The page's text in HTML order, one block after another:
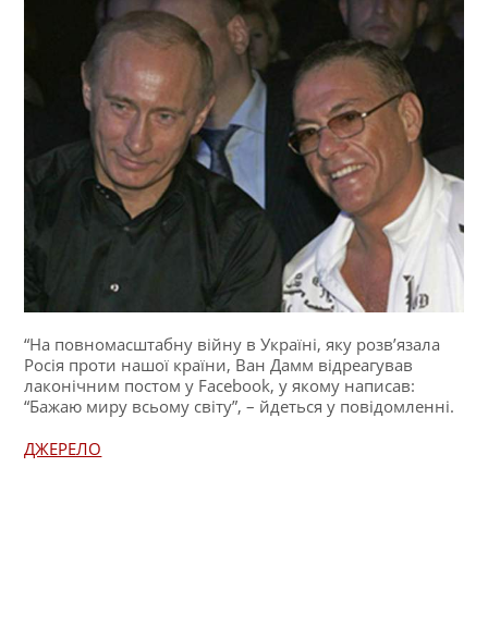
“На повномасштабну війну в Україні, яку розв’язала
Росія проти нашої країни, Ван Дамм відреагував
лаконічним постом у Facebook, у якому написав:
“Бажаю миру всьому світу”, – йдеться у повідомленні.
ДЖЕРЕЛО